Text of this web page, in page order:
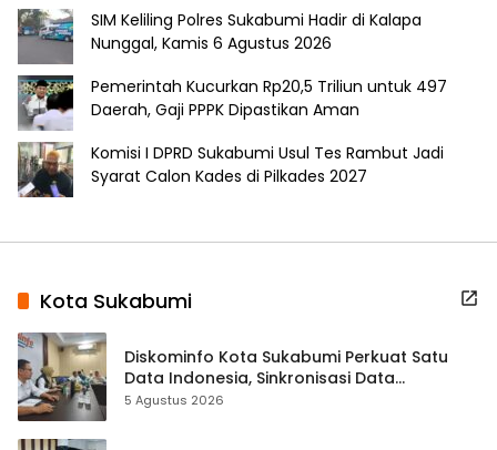
SIM Keliling Polres Sukabumi Hadir di Kalapa
Nunggal, Kamis 6 Agustus 2026
Pemerintah Kucurkan Rp20,5 Triliun untuk 497
Daerah, Gaji PPPK Dipastikan Aman
Komisi I DPRD Sukabumi Usul Tes Rambut Jadi
Syarat Calon Kades di Pilkades 2027
Kota Sukabumi
Diskominfo Kota Sukabumi Perkuat Satu
Data Indonesia, Sinkronisasi Data
Kewilayahan Dikebut
5 Agustus 2026